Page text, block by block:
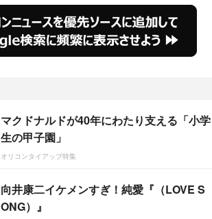
マクドナルドが40年にわたり支える「小学
生の甲子園」
オリコンタイアップ特集
向井康二イケメンすぎ！純愛『（LOVE S
ONG）』